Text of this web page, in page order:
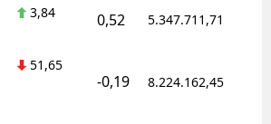
3,84 0,52 5.347.711,71
51,65
-0,19 8.224.162,45